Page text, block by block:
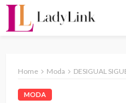
Home Moda DESIGUAL SIGUE
MODA